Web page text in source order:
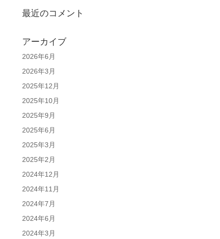
最近のコメント
アーカイブ
2026年6月
2026年3月
2025年12月
2025年10月
2025年9月
2025年6月
2025年3月
2025年2月
2024年12月
2024年11月
2024年7月
2024年6月
2024年3月